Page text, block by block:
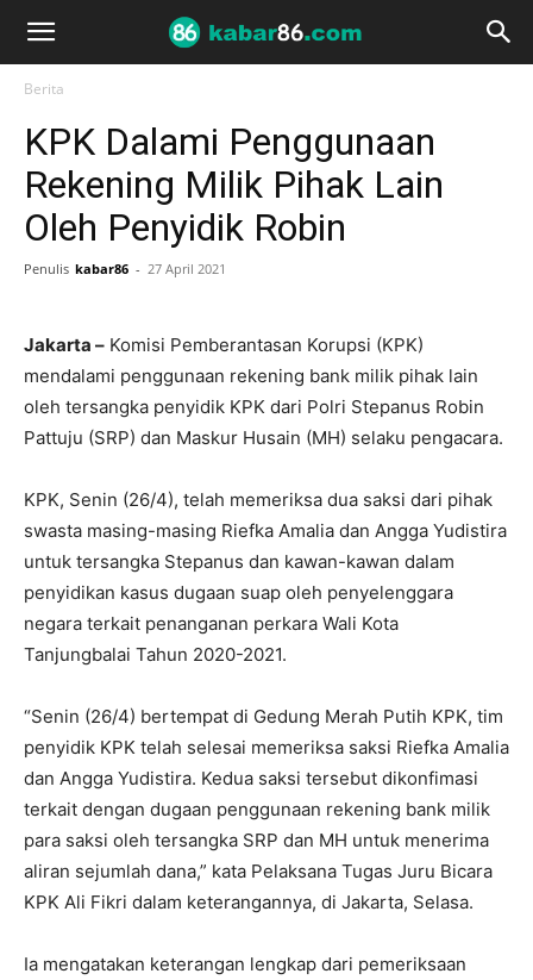
Berita
KPK Dalami Penggunaan
Rekening Milik Pihak Lain
Oleh Penyidik Robin
Penulis kabar86 - 27 April 2021
Jakarta – Komisi Pemberantasan Korupsi (KPK)
mendalami penggunaan rekening bank milik pihak lain
oleh tersangka penyidik KPK dari Polri Stepanus Robin
Pattuju (SRP) dan Maskur Husain (MH) selaku pengacara.
KPK, Senin (26/4), telah memeriksa dua saksi dari pihak
swasta masing-masing Riefka Amalia dan Angga Yudistira
untuk tersangka Stepanus dan kawan-kawan dalam
penyidikan kasus dugaan suap oleh penyelenggara
negara terkait penanganan perkara Wali Kota
Tanjungbalai Tahun 2020-2021.
“Senin (26/4) bertempat di Gedung Merah Putih KPK, tim
penyidik KPK telah selesai memeriksa saksi Riefka Amalia
dan Angga Yudistira. Kedua saksi tersebut dikonfimasi
terkait dengan dugaan penggunaan rekening bank milik
para saksi oleh tersangka SRP dan MH untuk menerima
aliran sejumlah dana,” kata Pelaksana Tugas Juru Bicara
KPK Ali Fikri dalam keterangannya, di Jakarta, Selasa.
Ia mengatakan keterangan lengkap dari pemeriksaan